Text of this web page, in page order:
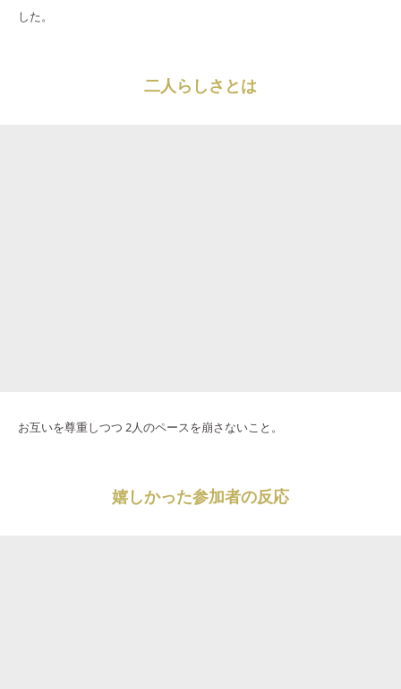
した。
二人らしさとは
お互いを尊重しつつ 2人のペースを崩さないこと。
嬉しかった参加者の反応